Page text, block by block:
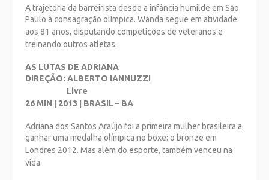
A trajetória da barreirista desde a infância humilde em São
Paulo à consagraçãoolímpica. Wanda segue em atividade
aos 81 anos, disputando competições deveteranos e
treinando outros atletas.
AS LUTAS DE ADRIANA
DIREÇÃO: ALBERTO IANNUZZI
Livre
26 MIN | 2013 | BRASIL – BA
Adriana dos Santos Araújo foi a primeira mulher brasileira a
ganhar uma medalhaolímpica no boxe: o bronze em
Londres 2012. Mas além do esporte, também venceuna
vida.